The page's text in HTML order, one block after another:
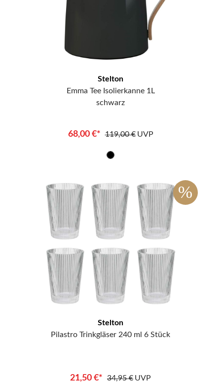
Stelton
Emma Tee Isolierkanne 1L
schwarz
68,00 €* 119,00 € UVP
%
Stelton
Pilastro Trinkgläser 240 ml 6 Stück
21,50 €* 34,95 € UVP